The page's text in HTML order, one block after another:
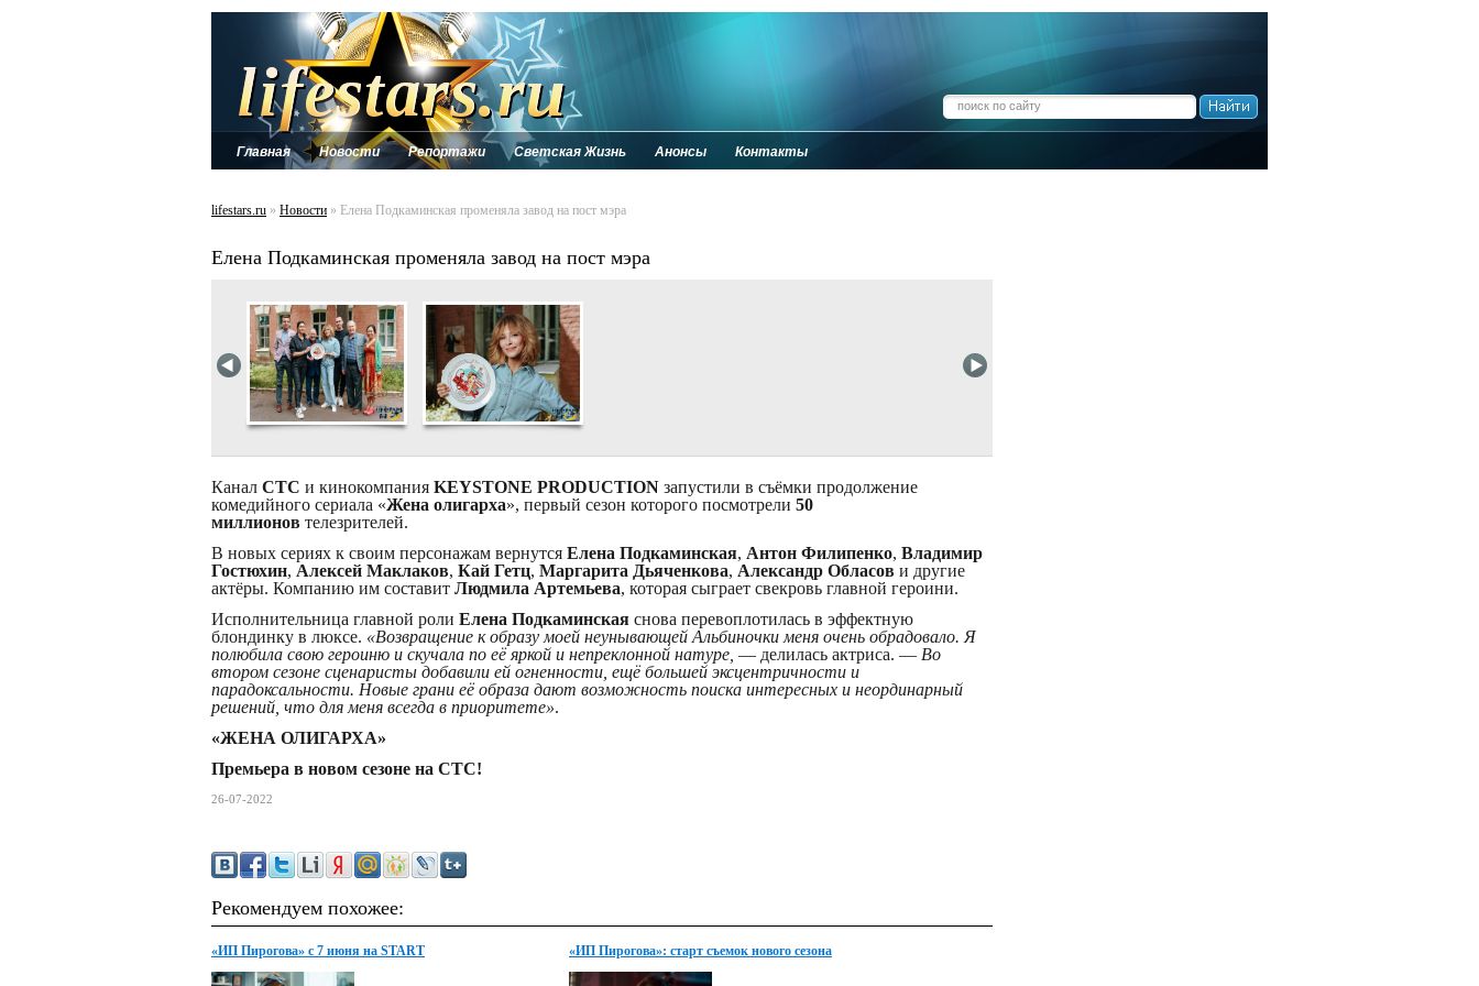
Главная Новости Репортажи Светская Жизнь Анонсы Контакты
lifestars.ru » Новости » Елена Подкаминская променяла завод на пост мэра
Елена Подкаминская променяла завод на пост мэра
Канал СТС и кинокомпания KEYSTONE PRODUCTION запустили в съёмки продолжение
комедийного сериала «Жена олигарха», первый сезон которого посмотрели 50
миллионов телезрителей.
В новых сериях к своим персонажам вернутся Елена Подкаминская, Антон Филипенко, Владимир
Гостюхин, Алексей Маклаков, Кай Гетц, Маргарита Дьяченкова, Александр Обласов и другие
актёры. Компанию им составит Людмила Артемьева, которая сыграет свекровь главной героини.
Исполнительница главной роли Елена Подкаминская снова перевоплотилась в эффектную
блондинку в люксе. «Возвращение к образу моей неунывающей Альбиночки меня очень обрадовало. Я
полюбила свою героиню и скучала по её яркой и непреклонной натуре, — делилась актриса. — Во
втором сезоне сценаристы добавили ей огненности, ещё большей эксцентричности и
парадоксальности. Новые грани её образа дают возможность поиска интересных и неординарный
решений, что для меня всегда в приоритете».
«ЖЕНА ОЛИГАРХА»
Премьера в новом сезоне на СТС!
26-07-2022
Рекомендуем похожее:
«ИП Пирогова» с 7 июня на START «ИП Пирогова»: старт съемок нового сезона